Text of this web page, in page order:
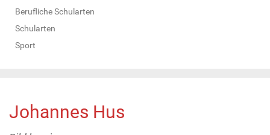
Berufliche Schularten
Schularten
Sport
Johannes Hus